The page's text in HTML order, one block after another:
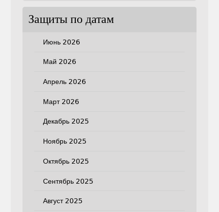
Защиты по датам
Июнь 2026
Май 2026
Апрель 2026
Март 2026
Декабрь 2025
Ноябрь 2025
Октябрь 2025
Сентябрь 2025
Август 2025